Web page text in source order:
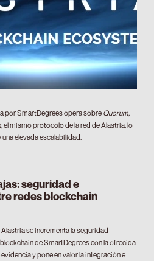
por SmartDegrees opera sobre Quorum,
, el mismo protocolo de la red de Alastria, lo
elevada escalabilidad.
seguridad e
redes blockchain
se incrementa la seguridad
de SmartDegrees con la ofrecida
y pone en valor la integración e